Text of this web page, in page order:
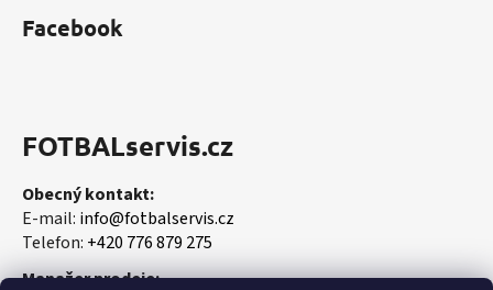
Facebook
FOTBALservis.cz
Obecný kontakt:
E-mail: info@fotbalservis.cz
Telefon: +420 776 879 275
Manažer prodeje: